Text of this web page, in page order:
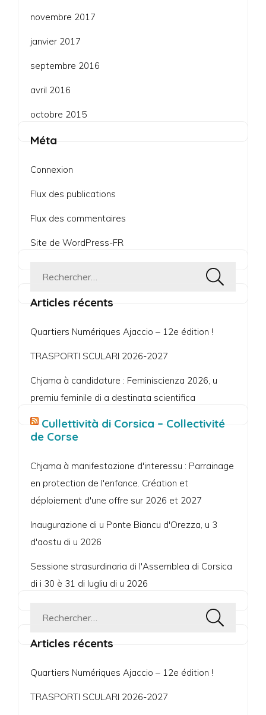
novembre 2017
janvier 2017
septembre 2016
avril 2016
octobre 2015
Méta
Connexion
Flux des publications
Flux des commentaires
Site de WordPress-FR
Rechercher :
Articles récents
Quartiers Numériques Ajaccio – 12e édition !
TRASPORTI SCULARI 2026-2027
Chjama à candidature : Feminiscienza 2026, u
premiu feminile di a destinata scientifica
Cullettività di Corsica – Collectivité
de Corse
Chjama à manifestazione d'interessu : Parrainage
en protection de l'enfance. Création et
déploiement d'une offre sur 2026 et 2027
Inaugurazione di u Ponte Biancu d'Orezza, u 3
d'aostu di u 2026
Sessione strasurdinaria di l'Assemblea di Corsica
di i 30 è 31 di lugliu di u 2026
Rechercher :
Articles récents
Quartiers Numériques Ajaccio – 12e édition !
TRASPORTI SCULARI 2026-2027